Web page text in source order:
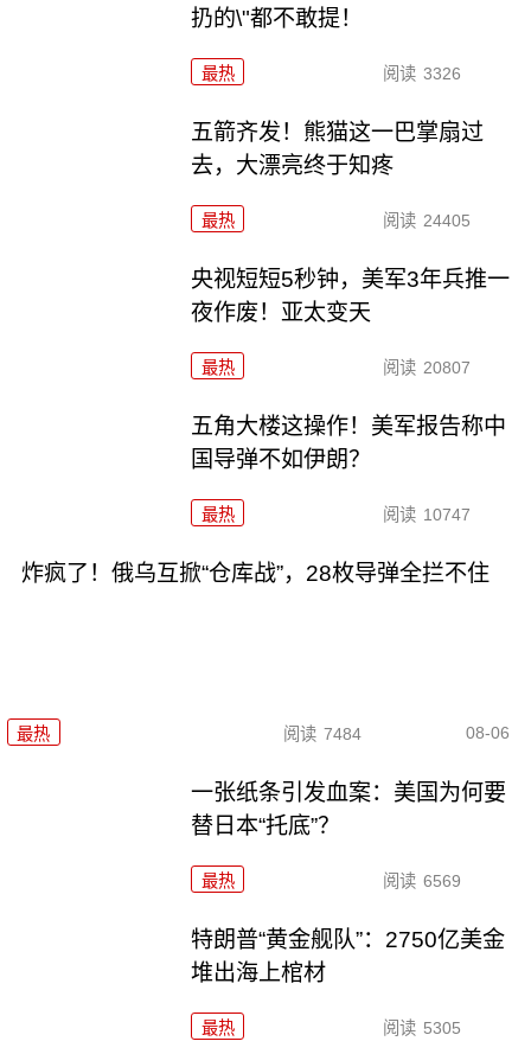
扔的\"都不敢提！
最热 阅读 3326
五箭齐发！熊猫这一巴掌扇过
去，大漂亮终于知疼
最热 阅读 24405
央视短短5秒钟，美军3年兵推一
夜作废！亚太变天
最热 阅读 20807
五角大楼这操作！美军报告称中
国导弹不如伊朗？
最热 阅读 10747
炸疯了！俄乌互掀“仓库战”，28枚导弹全拦不住
最热 阅读 7484 08-06
一张纸条引发血案：美国为何要
替日本“托底”？
最热 阅读 6569
特朗普“黄金舰队”：2750亿美金
堆出海上棺材
最热 阅读 5305